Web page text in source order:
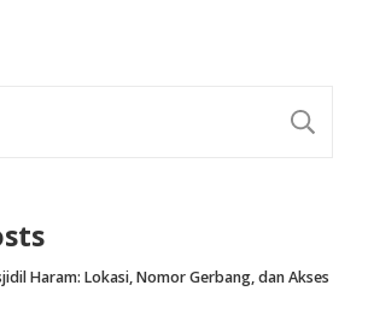
Haram: Lokasi, Nomor Gerbang, dan Akses